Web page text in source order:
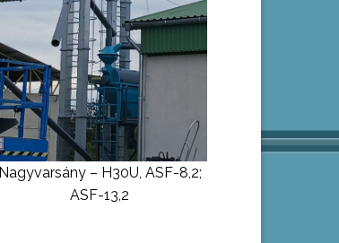
Nagyvarsány – H30U, ASF-8,2;
ASF-13,2